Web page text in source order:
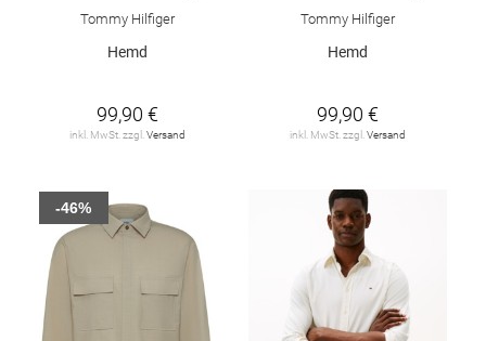
Tommy Hilfiger
Hemd
99,90 €
inkl. MwSt. zzgl. Versand
Tommy Hilfiger
Hemd
99,90 €
inkl. MwSt. zzgl. Versand
-46%